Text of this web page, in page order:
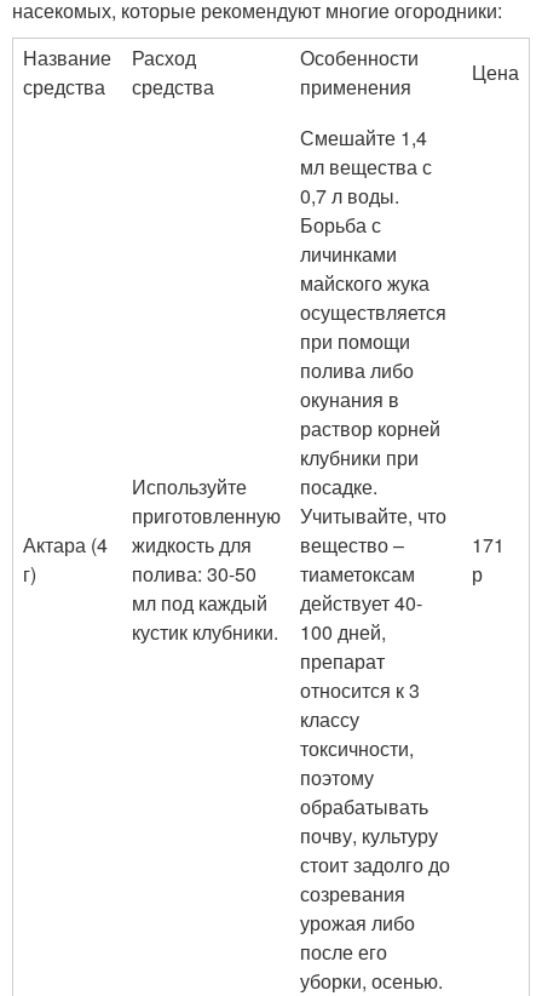
насекомых, которые рекомендуют многие огородники:
Название
средства
Расход
средства
Особенности
применения
Цена
Актара (4
г)
Используйте
приготовленную
жидкость для
полива: 30-50
мл под каждый
кустик клубники.
Смешайте 1,4
мл вещества с
0,7 л воды.
Борьба с
личинками
майского жука
осуществляется
при помощи
полива либо
окунания в
раствор корней
клубники при
посадке.
Учитывайте, что
вещество –
тиаметоксам
действует 40-
100 дней,
препарат
относится к 3
классу
токсичности,
поэтому
обрабатывать
почву, культуру
стоит задолго до
созревания
урожая либо
после его
уборки, осенью.
171
р